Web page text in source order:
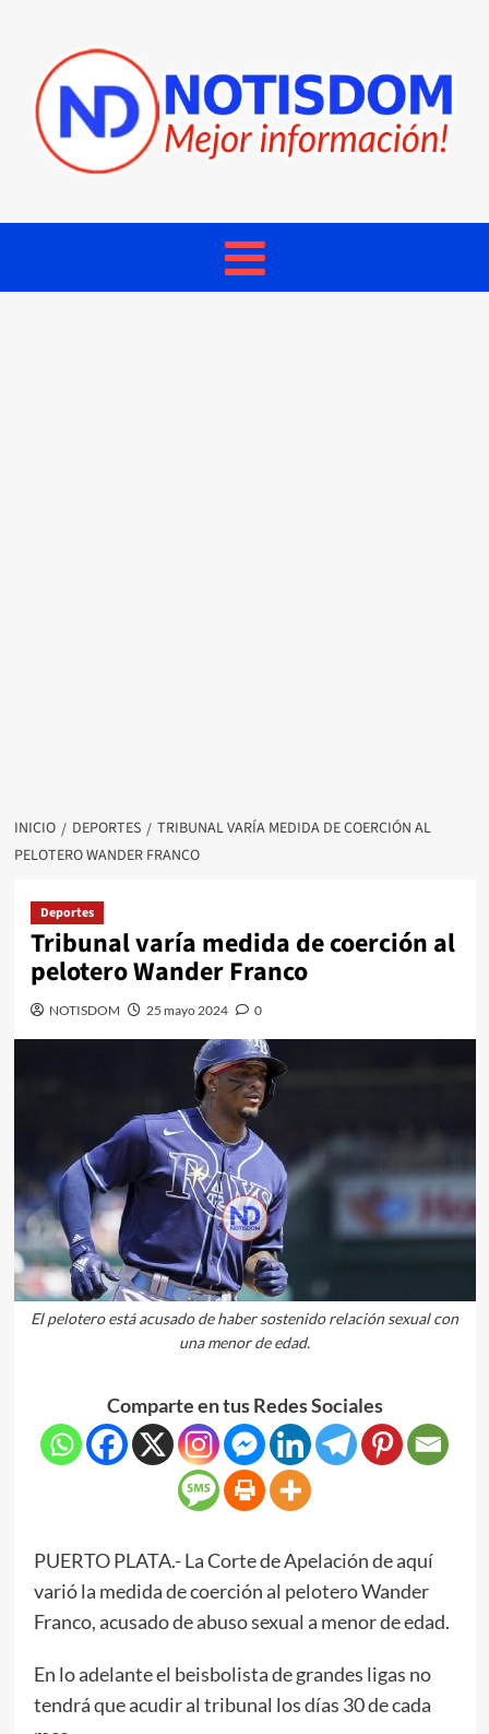
INICIO DEPORTES
TRIBUNAL VARÍA MEDIDA DE COERCIÓN AL
PELOTERO WANDER FRANCO
Deportes
Tribunal varía medida de coerción al
pelotero Wander Franco
NOTISDOM 25 mayo 2024 0
El pelotero está acusado de haber sostenido relación sexual con
una menor de edad.
Comparte en tus Redes Sociales
PUERTO PLATA.- La Corte de Apelación de aquí
varió la medida de coerción al pelotero Wander
Franco, acusado de abuso sexual a menor de edad.
En lo adelante el beisbolista de grandes ligas no
tendrá que acudir al tribunal los días 30 de cada